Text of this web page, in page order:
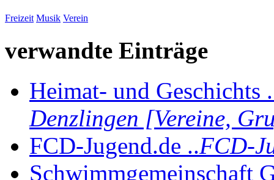
Freizeit Musik Verein
verwandte Einträge
Heimat- und Geschichts
Denzlingen [Vereine,
FCD-Jugend.de ..FCD-
Schwimmgemeinschaft